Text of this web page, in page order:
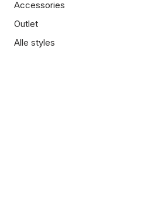
Accessories
Outlet
Alle styles